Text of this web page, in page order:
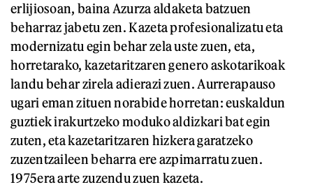
erlijiosoan, baina Azurza aldaketa batzuen
beharraz jabetu zen. Kazeta profesionalizatu eta
modernizatu egin behar zela uste zuen, eta,
horretarako, kazetaritzaren genero askotarikoak
landu behar zirela adierazi zuen. Aurrerapauso
ugari eman zituen norabide horretan: euskaldun
guztiek irakurtzeko moduko aldizkari bat egin
zuten, eta kazetaritzaren hizkera garatzeko
zuzentzaileen beharra ere azpimarratu zuen.
1975era arte zuzendu zuen kazeta.